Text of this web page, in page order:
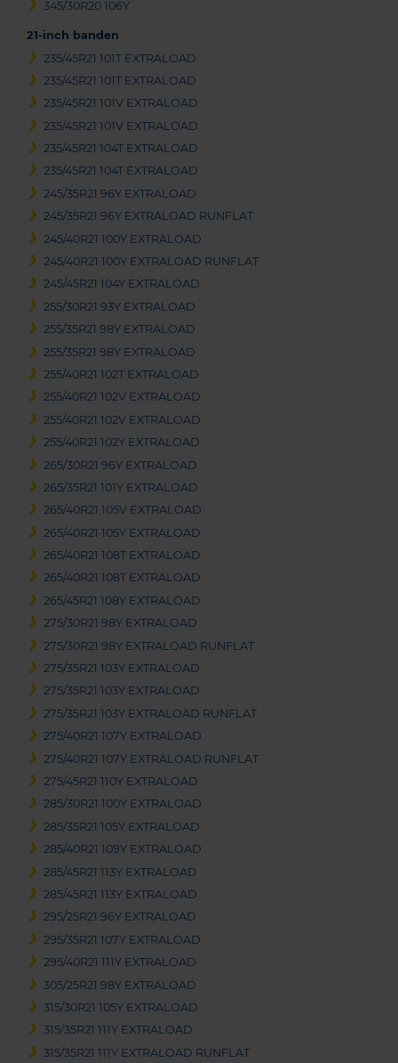
345/30R20 106Y
21-inch banden
235/45R21 101T EXTRALOAD
235/45R21 101T EXTRALOAD
235/45R21 101V EXTRALOAD
235/45R21 101V EXTRALOAD
235/45R21 104T EXTRALOAD
235/45R21 104T EXTRALOAD
245/35R21 96Y EXTRALOAD
245/35R21 96Y EXTRALOAD RUNFLAT
245/40R21 100Y EXTRALOAD
245/40R21 100Y EXTRALOAD RUNFLAT
245/45R21 104Y EXTRALOAD
255/30R21 93Y EXTRALOAD
255/35R21 98Y EXTRALOAD
255/35R21 98Y EXTRALOAD
255/40R21 102T EXTRALOAD
255/40R21 102V EXTRALOAD
255/40R21 102V EXTRALOAD
255/40R21 102Y EXTRALOAD
265/30R21 96Y EXTRALOAD
265/35R21 101Y EXTRALOAD
265/40R21 105V EXTRALOAD
265/40R21 105Y EXTRALOAD
265/40R21 108T EXTRALOAD
265/40R21 108T EXTRALOAD
265/45R21 108Y EXTRALOAD
275/30R21 98Y EXTRALOAD
275/30R21 98Y EXTRALOAD RUNFLAT
275/35R21 103Y EXTRALOAD
275/35R21 103Y EXTRALOAD
275/35R21 103Y EXTRALOAD RUNFLAT
275/40R21 107Y EXTRALOAD
275/40R21 107Y EXTRALOAD RUNFLAT
275/45R21 110Y EXTRALOAD
285/30R21 100Y EXTRALOAD
285/35R21 105Y EXTRALOAD
285/40R21 109Y EXTRALOAD
285/45R21 113Y EXTRALOAD
285/45R21 113Y EXTRALOAD
295/25R21 96Y EXTRALOAD
295/35R21 107Y EXTRALOAD
295/40R21 111Y EXTRALOAD
305/25R21 98Y EXTRALOAD
315/30R21 105Y EXTRALOAD
315/35R21 111Y EXTRALOAD
315/35R21 111Y EXTRALOAD RUNFLAT